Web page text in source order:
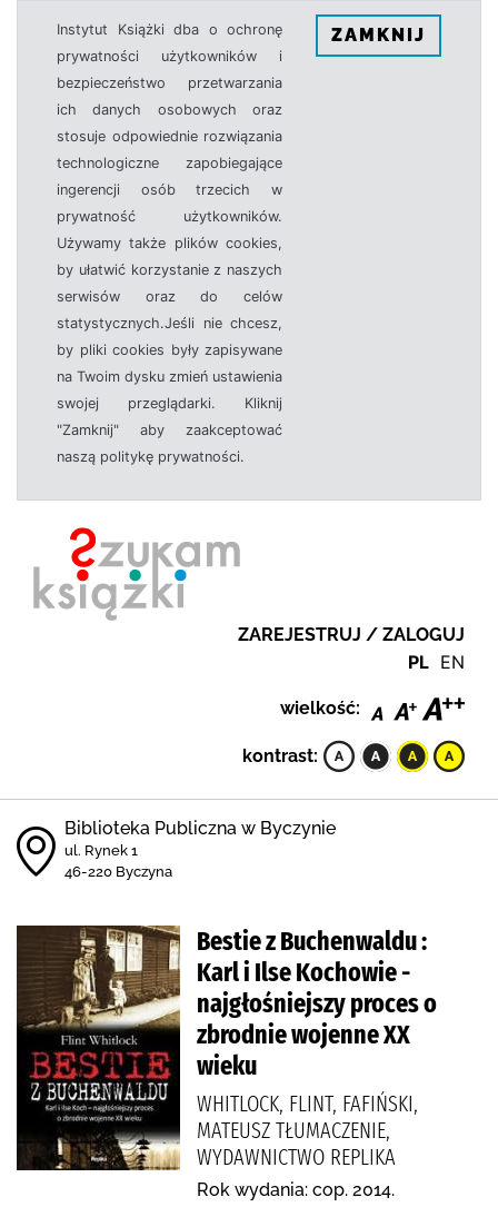
Instytut Książki dba o ochronę
prywatności użytkowników i
bezpieczeństwo przetwarzania
ich danych osobowych oraz
stosuje odpowiednie rozwiązania
technologiczne zapobiegające
ingerencji osób trzecich w
prywatność użytkowników.
Używamy także plików cookies,
by ułatwić korzystanie z naszych
serwisów oraz do celów
statystycznych.Jeśli nie chcesz,
by pliki cookies były zapisywane
na Twoim dysku zmień ustawienia
swojej przeglądarki. Kliknij
"Zamknij" aby zaakceptować
naszą politykę prywatności.
ZAMKNIJ
ZAREJESTRUJ / ZALOGUJ
PL EN
wielkość:
kontrast:
Biblioteka Publiczna w Byczynie
ul. Rynek 1
46-220 Byczyna
Bestie z Buchenwaldu :
Karl i Ilse Kochowie -
najgłośniejszy proces o
zbrodnie wojenne XX
wieku
WHITLOCK, FLINT, FAFIŃSKI,
MATEUSZ TŁUMACZENIE,
WYDAWNICTWO REPLIKA
Rok wydania: cop. 2014.